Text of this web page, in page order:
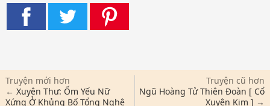
Truyện mới hơn
← Xuyên Thư: Ốm Yếu Nữ
Xứng Ở Khủng Bố Tổng Nghệ
Truyện cũ hơn
Ngũ Hoàng Tử Thiên Đoàn [ Cổ
Xuyên Kim ] →